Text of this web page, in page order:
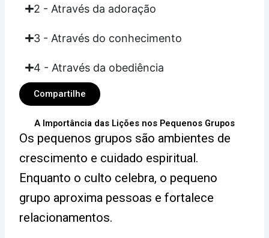
2 - Através da adoração
3 - Através do conhecimento
4 - Através da obediência
Compartilhe
A Importância das Lições nos Pequenos Grupos
Os pequenos grupos são ambientes de
crescimento e cuidado espiritual.
Enquanto o culto celebra, o pequeno
grupo aproxima pessoas e fortalece
relacionamentos.